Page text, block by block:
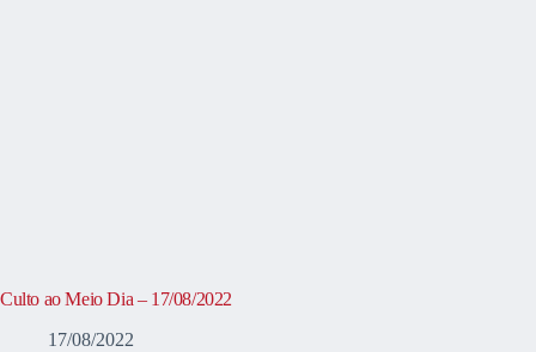
Culto ao Meio Dia – 17/08/2022
17/08/2022